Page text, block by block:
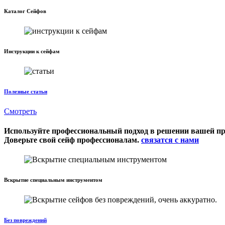
Каталог Сейфов
Инструкции к сейфам
Полезные статьи
Смотреть
Используйте профессиональный подход в решении вашей
Доверьте свой сейф профессионалам. связатся с нами
Вскрытие специальным инструментом
Без повреждений